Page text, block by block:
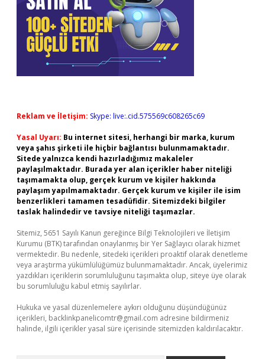
Reklam ve İletişim: Skype: live:.cid.575569c608265c69
Yasal Uyarı: Bu internet sitesi, herhangi bir marka, kurum
veya şahıs şirketi ile hiçbir bağlantısı bulunmamaktadır.
Sitede yalnızca kendi hazırladığımız makaleler
paylaşılmaktadır. Burada yer alan içerikler haber niteliği
taşımamakta olup, gerçek kurum ve kişiler hakkında
paylaşım yapılmamaktadır. Gerçek kurum ve kişiler ile isim
benzerlikleri tamamen tesadüfidir. Sitemizdeki bilgiler
taslak halindedir ve tavsiye niteliği taşımazlar.
Sitemiz, 5651 Sayılı Kanun gereğince Bilgi Teknolojileri ve İletişim
Kurumu (BTK) tarafından onaylanmış bir Yer Sağlayıcı olarak hizmet
vermektedir. Bu nedenle, sitedeki içerikleri proaktif olarak denetleme
veya araştırma yükümlülüğümüz bulunmamaktadır. Ancak, üyelerimiz
yazdıkları içeriklerin sorumluluğunu taşımakta olup, siteye üye olarak
bu sorumluluğu kabul etmiş sayılırlar.
Hukuka ve yasal düzenlemelere aykırı olduğunu düşündüğünüz
içerikleri, backlinkpanelicomtr@gmail.com adresine bildirmeniz
halinde, ilgili içerikler yasal süre içerisinde sitemizden kaldırılacaktır.